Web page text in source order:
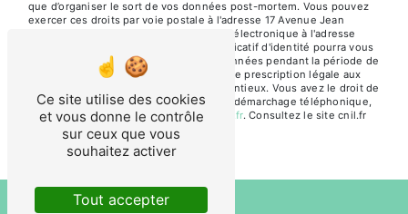
que d’organiser le sort de vos données post-mortem. Vous pouvez
exercer ces droits par voie postale à l'adresse 17 Avenue Jean
Mermoz 81200 Mazamet ou par courrier électronique à l'adresse
chazottes.nicole81@gmail.com. Un justificatif d'identité pourra vous
être demandé. Nous conservons vos données pendant la période de
prise de contact puis pendant la durée de prescription légale aux
fins probatoires et de gestion des contentieux. Vous avez le droit de
vous inscrire sur la liste d'opposition au démarchage téléphonique,
disponible à cette adresse:Bloctel.gouv.fr. Consultez le site cnil.fr
pour plus d’informations sur vos droits.
Ce site utilise des cookies
et vous donne le contrôle
sur ceux que vous
souhaitez activer
Tout accepter